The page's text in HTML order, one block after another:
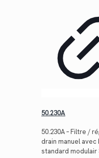
50.230A
50.230A – Filtre /
drain manuel avec
standard modulair